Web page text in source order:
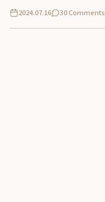
2024.07.16 30 Comments